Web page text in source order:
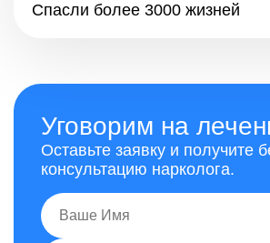
Спасли более 3000 жизней
Уговорим на
Оставьте заявку и получите
консультацию нарколога.